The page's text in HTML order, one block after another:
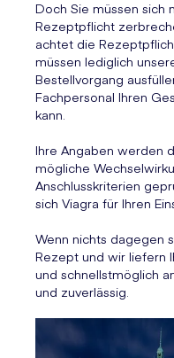
Doch Sie müssen sich
Rezeptpflicht
achtet die
müssen lediglich
Bestellvorgang
Fachpersonal Ihren
kann.
Ihre Angaben werden
mögliche
Anschlusskriterien
sich Viagra für Ihren
Wenn nichts dagegen
Rezept und wir liefern
und schnellstmöglich
und zuverlässig.